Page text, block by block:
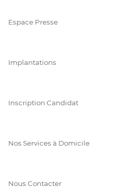
Espace Presse
Implantations
Inscription Candidat
Nos Services à Domicile
Nous Contacter